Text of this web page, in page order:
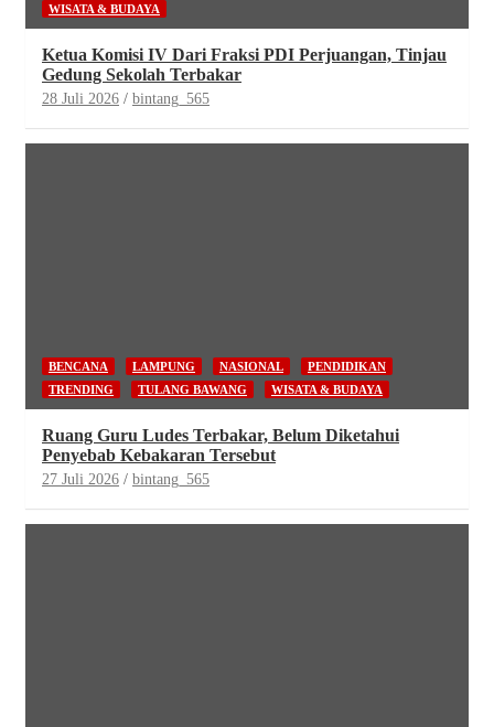
WISATA & BUDAYA
Ketua Komisi IV Dari Fraksi PDI Perjuangan, Tinjau
Gedung Sekolah Terbakar
28 Juli 2026 bintang_565
BENCANA LAMPUNG NASIONAL
PENDIDIKAN
TRENDING
TULANG BAWANG WISATA & BUDAYA
Ruang Guru Ludes Terbakar, Belum Diketahui
Penyebab Kebakaran Tersebut
27 Juli 2026 bintang_565